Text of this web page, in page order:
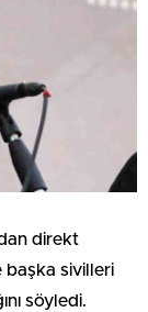
direkt
başka sivilleri
söyledi.